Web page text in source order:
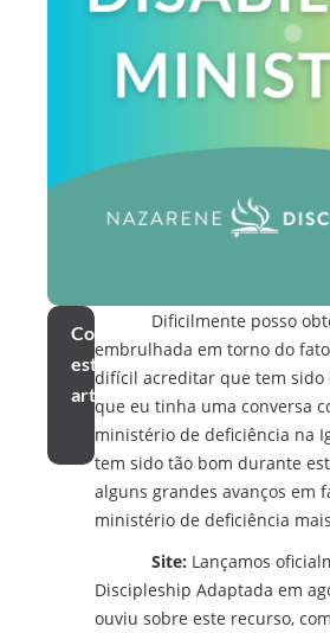
Compartilhar
este
artigo
Dificilmente posso
embrulhada em torno do
difícil acreditar que tem sido
que eu tinha uma conversa
ministério de deficiência na
tem sido tão bom durante
alguns grandes avanços em
ministério de deficiência
Site: Lançamos
Discipleship Adaptada em
ouviu sobre este recurso,